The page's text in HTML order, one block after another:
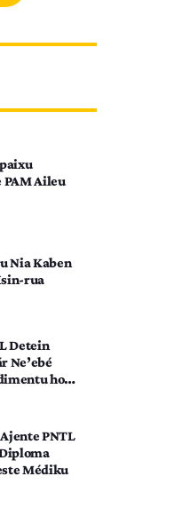
PAM Aileu
Nia Kaben
rua
Detein
Ne’ebé
ho
PNTL
Médiku